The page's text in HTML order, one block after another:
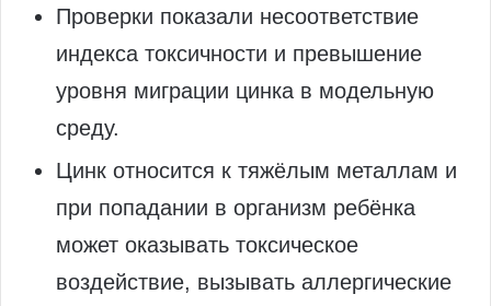
Проверки показали несоответствие
индекса токсичности и превышение
уровня миграции цинка в модельную
среду.
Цинк относится к тяжёлым металлам и
при попадании в организм ребёнка
может оказывать токсическое
воздействие, вызывать аллергические